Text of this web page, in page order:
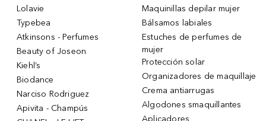
Lolavie
Typebea
Atkinsons - Perfumes
Beauty of Joseon
Kiehl’s
Biodance
Narciso Rodriguez
Apivita - Champús
Maquinillas depilar mujer
Bálsamos labiales
Estuches de perfumes de
mujer
Protección solar
Organizadores de maquillaje
Crema antiarrugas
Algodones smaquillantes
Aplicadores